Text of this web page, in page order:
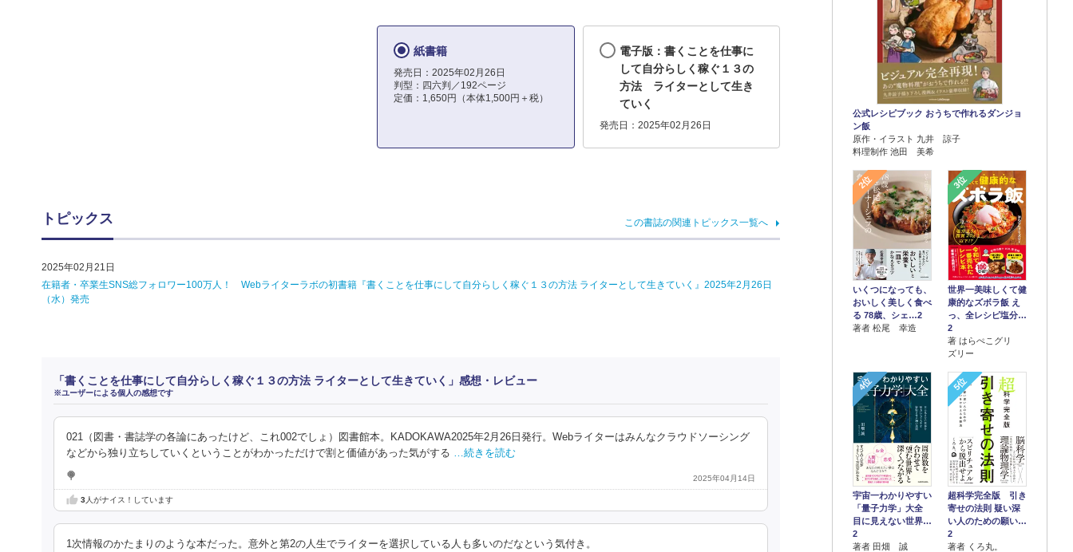
紙書籍
発売日：2025年02月26日
判型：四六判／192ページ
定価：1,650円（本体1,500円＋税）
電子版：書くことを仕事に
して自分らしく稼ぐ１３の
方法 ライターとして生き
ていく
発売日：2025年02月26日
トピックス この書誌の関連トピックス一覧へ
2025年02月21日
在籍者・卒業生SNS総フォロワー100万人！ Webライターラボの初書籍『書くことを仕事にして自分らしく稼ぐ１３の方法 ライターとして生きていく』2025年2月26日
（水）発売
「書くことを仕事にして自分らしく稼ぐ１３の方法 ライターとして生きていく」感想・レビュー
※ユーザーによる個人の感想です
021（図書・書誌学の各論にあったけど、これ002でしょ）図書館本。KADOKAWA2025年2月26日発行。Webライターはみんなクラウドソーシング
などから独り立ちしていくということがわかっただけで割と価値があった気がする
…続きを読む
🍭 2025年04月14日
3人がナイス！しています
1次情報のかたまりのような本だった。意外と第2の人生でライターを選択している人も多いのだなという気付き。
公式レシピブック おうちで作れるダンジョ
ン飯
原作・イラスト 九井 諒子
料理制作 池田 美希
2位
いくつになっても、
おいしく美しく食べ
る 78歳、シェ…2
著者 松尾 幸造
3位
世界一美味しくて健
康的なズボラ飯 え
っ、全レシピ塩分…
2
著 はらぺこグリ
ズリー
4位
宇宙一わかりやすい
「量子力学」大全
目に見えない世界…
2
著者 田畑 誠
5位
超科学完全版 引き
寄せの法則 疑い深
い人のための願い…
2
著者 くろ丸。